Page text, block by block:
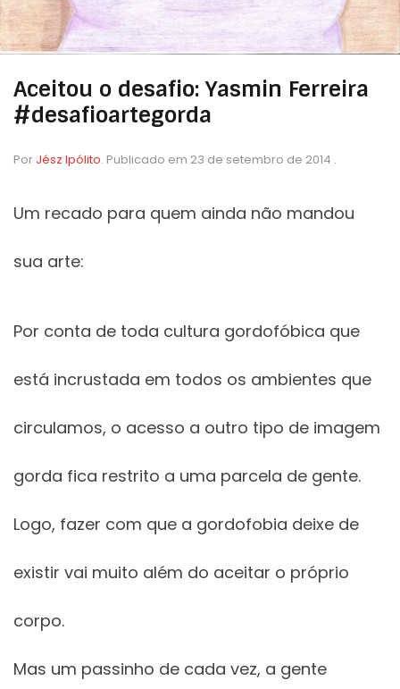
Aceitou o desafio: Yasmin Ferreira
#desafioartegorda
Por Jész Ipólito. Publicado em 23 de setembro de 2014 .
Um recado para quem ainda não mandou
sua arte:
Por conta de toda cultura gordofóbica que
está incrustada em todos os ambientes que
circulamos, o acesso a outro tipo de imagem
gorda fica restrito a uma parcela de gente.
Logo, fazer com que a gordofobia deixe de
existir vai muito além do aceitar o próprio
corpo.
Mas um passinho de cada vez, a gente